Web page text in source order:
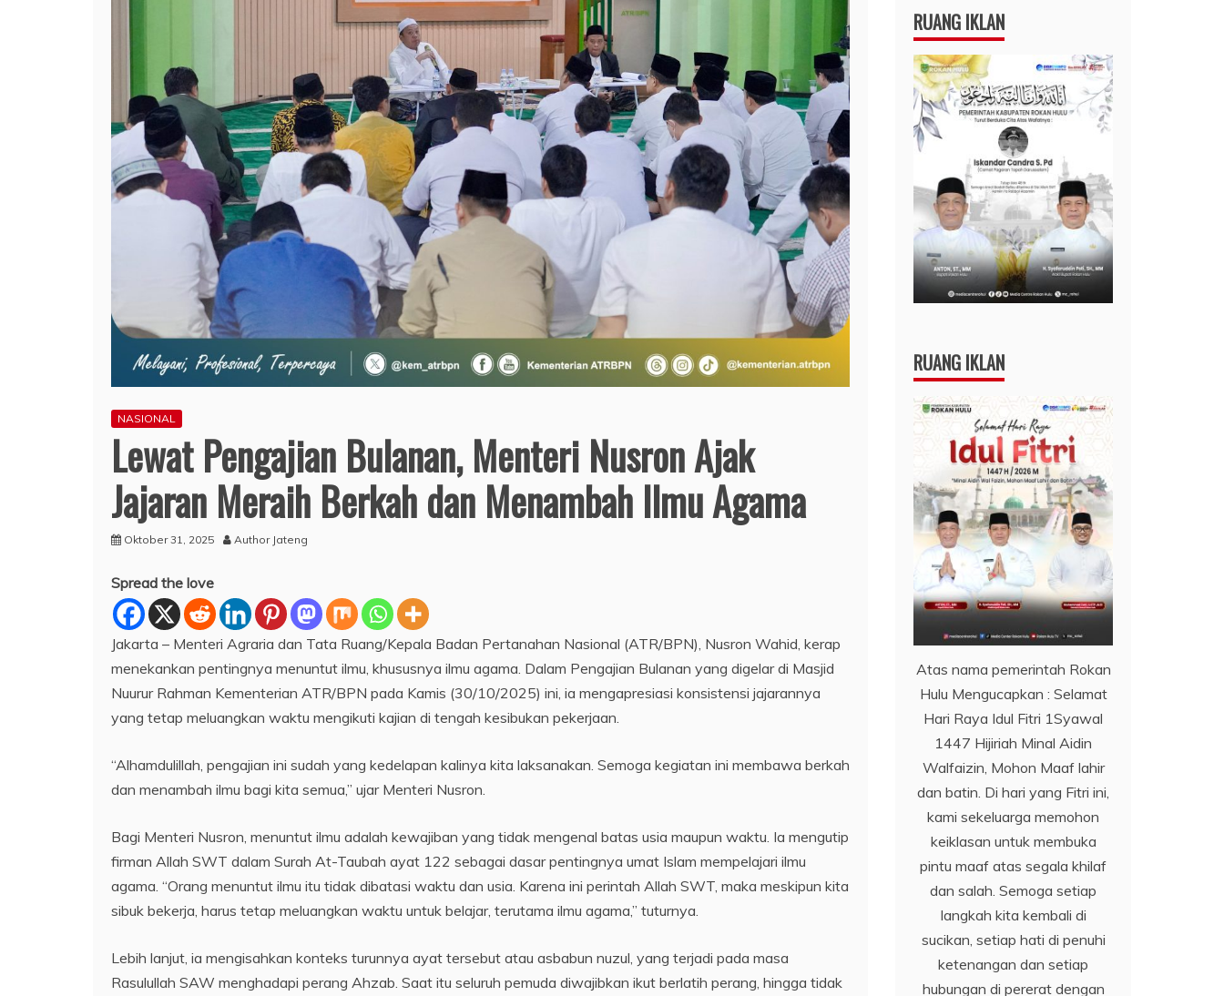
NASIONAL
Lewat Pengajian Bulanan, Menteri Nusron Ajak
Jajaran Meraih Berkah dan Menambah Ilmu Agama
Oktober 31, 2025 Author Jateng
Spread the love
Jakarta – Menteri Agraria dan Tata Ruang/Kepala Badan Pertanahan Nasional (ATR/BPN), Nusron Wahid, kerap
menekankan pentingnya menuntut ilmu, khususnya ilmu agama. Dalam Pengajian Bulanan yang digelar di Masjid
Nuurur Rahman Kementerian ATR/BPN pada Kamis (30/10/2025) ini, ia mengapresiasi konsistensi jajarannya
yang tetap meluangkan waktu mengikuti kajian di tengah kesibukan pekerjaan.
“Alhamdulillah, pengajian ini sudah yang kedelapan kalinya kita laksanakan. Semoga kegiatan ini membawa berkah
dan menambah ilmu bagi kita semua,” ujar Menteri Nusron.
Bagi Menteri Nusron, menuntut ilmu adalah kewajiban yang tidak mengenal batas usia maupun waktu. Ia mengutip
firman Allah SWT dalam Surah At-Taubah ayat 122 sebagai dasar pentingnya umat Islam mempelajari ilmu
agama. “Orang menuntut ilmu itu tidak dibatasi waktu dan usia. Karena ini perintah Allah SWT, maka meskipun kita
sibuk bekerja, harus tetap meluangkan waktu untuk belajar, terutama ilmu agama,” tuturnya.
Lebih lanjut, ia mengisahkan konteks turunnya ayat tersebut atau asbabun nuzul, yang terjadi pada masa
Rasulullah SAW menghadapi perang Ahzab. Saat itu seluruh pemuda diwajibkan ikut berlatih perang, hingga tidak
RUANG IKLAN
RUANG IKLAN
Atas nama pemerintah Rokan
Hulu Mengucapkan : Selamat
Hari Raya Idul Fitri 1Syawal
1447 Hijiriah Minal Aidin
Walfaizin, Mohon Maaf lahir
dan batin. Di hari yang Fitri ini,
kami sekeluarga memohon
keiklasan untuk membuka
pintu maaf atas segala khilaf
dan salah. Semoga setiap
langkah kita kembali di
sucikan, setiap hati di penuhi
ketenangan dan setiap
hubungan di pererat dengan